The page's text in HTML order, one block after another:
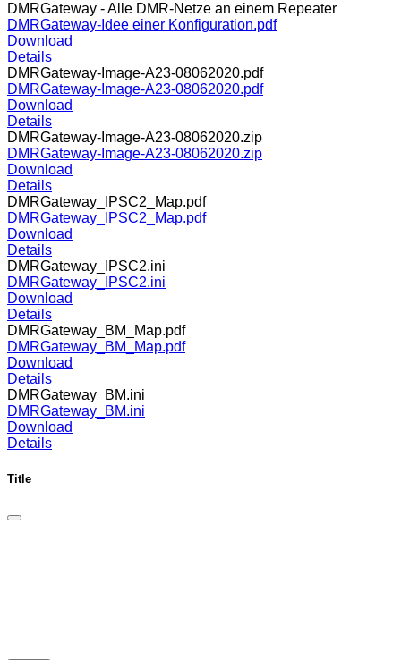
DMRGateway - Alle DMR-Netze an einem Repeater
DMRGateway-Idee einer Konfiguration.pdf
Download
Details
DMRGateway-Image-A23-08062020.pdf
DMRGateway-Image-A23-08062020.pdf
Download
Details
DMRGateway-Image-A23-08062020.zip
DMRGateway-Image-A23-08062020.zip
Download
Details
DMRGateway_IPSC2_Map.pdf
DMRGateway_IPSC2_Map.pdf
Download
Details
DMRGateway_IPSC2.ini
DMRGateway_IPSC2.ini
Download
Details
DMRGateway_BM_Map.pdf
DMRGateway_BM_Map.pdf
Download
Details
DMRGateway_BM.ini
DMRGateway_BM.ini
Download
Details
Title